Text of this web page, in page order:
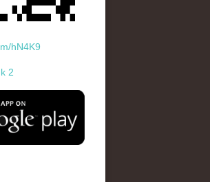
hN4K9
2
app-store.png